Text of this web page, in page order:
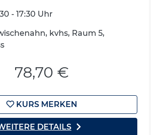
- 17:30 Uhr
kvhs, Raum 5,
78,70 €
KURS MERKEN
DETAILS